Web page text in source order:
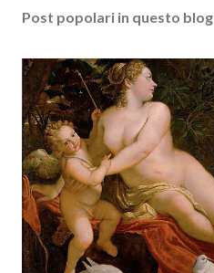
Post popolari in questo blog